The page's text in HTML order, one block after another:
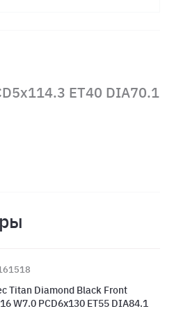
ET40 DIA70.1
Titan Diamond Black Front
W7.0 PCD6x130 ET55 DIA84.1